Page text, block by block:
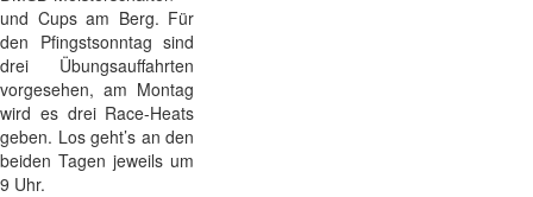
und Cups am Berg. Für
den Pfingstsonntag sind
drei Übungsauffahrten
vorgesehen, am Montag
wird es drei Race-Heats
geben. Los geht’s an den
beiden Tagen jeweils um
9 Uhr.